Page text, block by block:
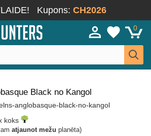
Kupons: CH2026
0
Black no Kangol
koks
atjaunot mežu planēta)